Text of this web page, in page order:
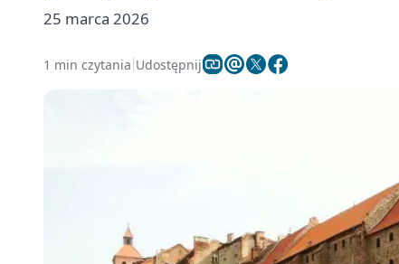
25 marca 2026
1 min czytania Udostępnij